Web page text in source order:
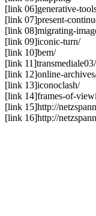
[link 06]generative-
[link 07]present-
[link 08]migrating-
[link 09]iconic-turn/
[link 10]bem/
[link 11]transmediale03/
[link 12]online-
[link 13]iconoclash/
[link 14]frames-of-
[link 15]http://
[link 16]http://